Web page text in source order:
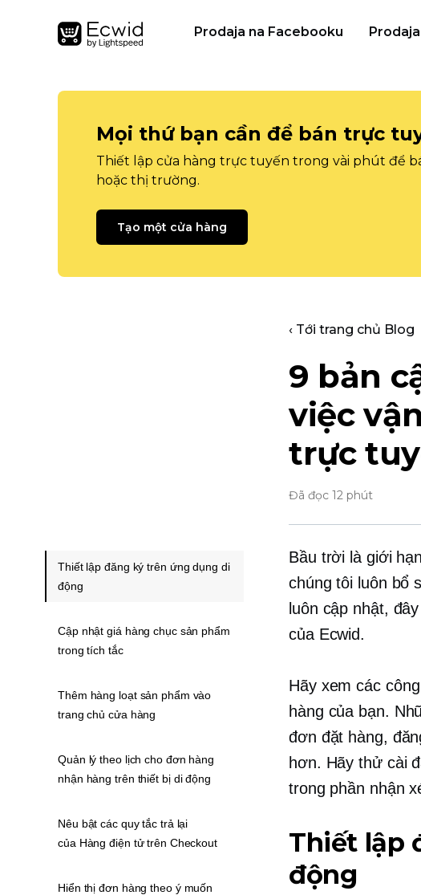
Prodaja na Facebooku
Mọi thứ bạn cần để bán trực
Thiết lập cửa hàng trực tuyến trong vài phút để
hoặc thị trường.
Tạo một cửa hàng
‹ Tới trang chủ Blog
9 bản
việc
trực
Đã đọc 12 phút
Bầu trời là giới
chúng tôi luôn bổ
luôn cập nhật,
của Ecwid.
Hãy xem các
hàng của bạn.
đơn đặt hàng,
hơn. Hãy thử cài
trong phần nhận
Thiết lập
động
Thiết lập đăng ký trên ứng dụng di
động
Cập nhật giá hàng chục sản phẩm
trong tích tắc
Thêm hàng loạt sản phẩm vào
trang chủ cửa hàng
Quản lý theo lịch cho đơn hàng
nhận hàng trên thiết bị di động
Nêu bật các quy tắc trả lại
của Hàng điện tử trên Checkout
Hiển thị đơn hàng theo ý muốn